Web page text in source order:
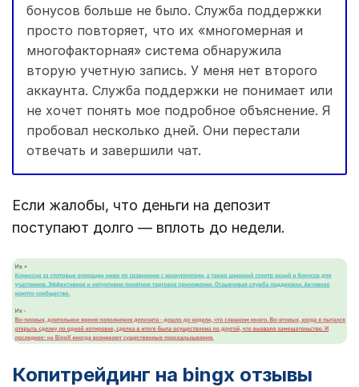
бонусов больше не было. Служба поддержки
просто повторяет, что их «многомерная и
многофакторная» система обнаружила
вторую учетную запись. У меня нет второго
аккаунта. Служба поддержки не понимает или
не хочет понять мое подробное объяснение. Я
пробовал несколько дней. Они перестали
отвечать и завершили чат.
Если жалобы, что деньги на депозит
поступают долго — вплоть до недели.
Копитрейдинг на bingx отзывы